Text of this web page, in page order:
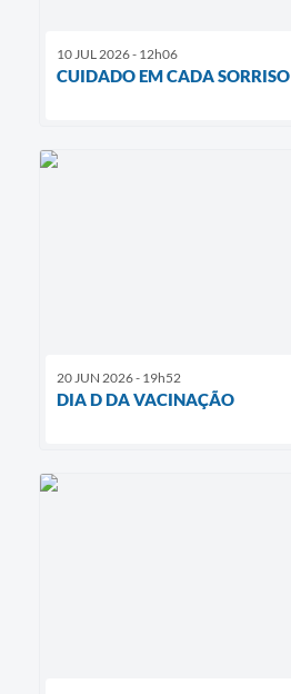
10 JUL 2026 - 12h06
CUIDADO EM CADA SORRISO
20 JUN 2026 - 19h52
DIA D DA VACINAÇÃO